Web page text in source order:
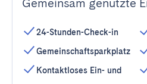
Gemeinsam genutzte
24-Stunden-Check-in
Gemeinschaftsparkplatz
Kontaktloses Ein- und